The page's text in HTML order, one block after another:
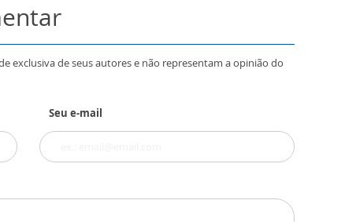
exclusiva de seus autores e não representam a opinião do
Seu e-mail